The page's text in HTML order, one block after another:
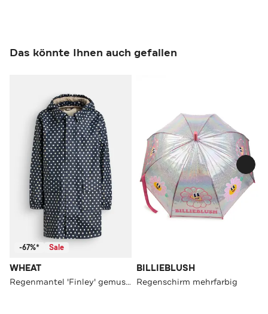
Das könnte Ihnen auch gefallen
-67%* Sale
WHEAT
Regenmantel 'Finley' gemustert
BILLIEBLUSH
Regenschirm mehrfarbig